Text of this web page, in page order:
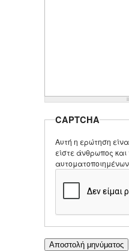
CAPTCHA
Αυτή η ερώτηση
είστε άνθρωπος